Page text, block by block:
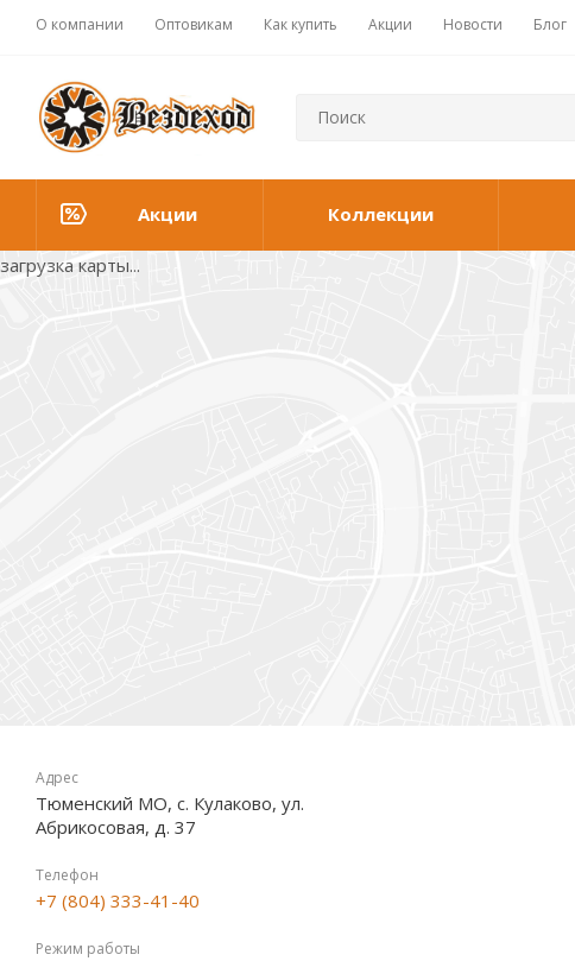
О компании Оптовикам Как купить Акции Новости Блог
Акции Коллекции
загрузка карты...
Адрес
Тюменский МО, с. Кулаково, ул.
Абрикосовая, д. 37
Телефон
+7 (804) 333-41-40
Режим работы